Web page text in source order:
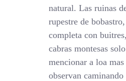
natural. Las ruinas
rupestre de
completa con
cabras montesas
mencionar a loa mas
observan